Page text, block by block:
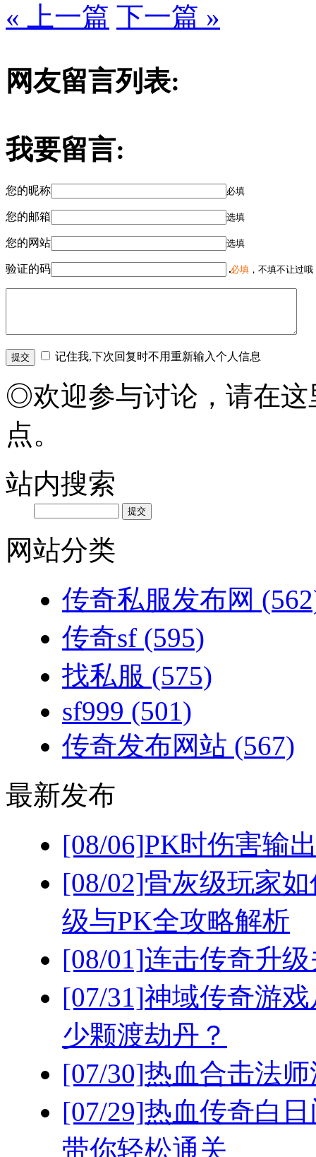
« 上一篇 下一篇 »
网友留言列表:
我要留言:
您的昵称 必填
您的邮箱 选填
您的网站 选填
验证的码 必填 ，不填不让过
记住我,下次回复时不用重新输入个人信息
◎欢迎参与讨论，请在这
点。
站内搜索
网站分类
传奇私服发布网
传奇sf (595)
找私服 (575)
sf999 (501)
传奇发布网站 (567)
最新发布
[08/06]PK时伤害输
[08/02]骨灰级玩家
级与PK全攻略解析
[08/01]连击传奇升
[07/31]神域传奇游
少颗渡劫丹？
[07/30]热血合击法
[07/29]热血传奇白
带你轻松通关